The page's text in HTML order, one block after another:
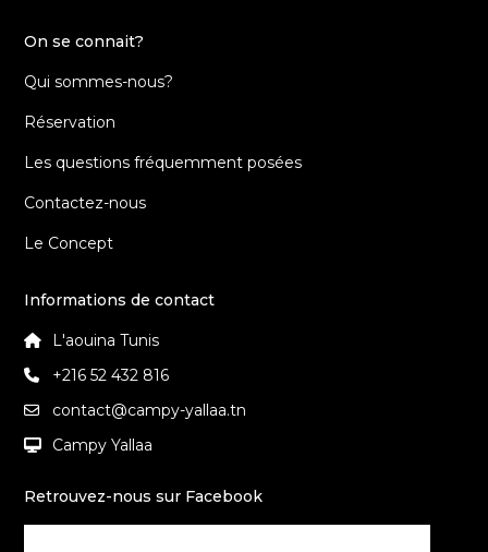
On se connait?
Qui sommes-nous?
Réservation
Les questions fréquemment posées
Contactez-nous
Le Concept
Informations de contact
L'aouina Tunis
+216 52 432 816
contact@campy-yallaa.tn
Campy Yallaa
Retrouvez-nous sur Facebook